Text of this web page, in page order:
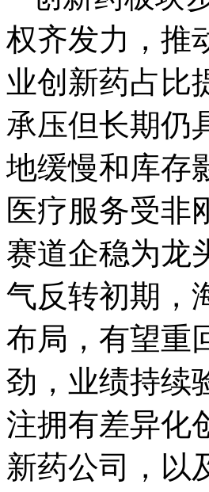
权齐发力，推
业创新药占比
承压但长期仍
地缓慢和库存
医疗服务受非
赛道企稳为龙
气反转初期，
布局，有望重
劲，业绩持续
注拥有差异化
新药公司，以